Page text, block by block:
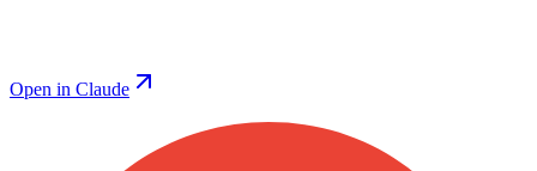
Open in Claude